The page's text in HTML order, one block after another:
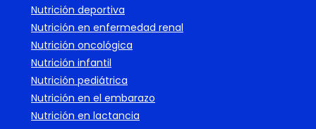
Nutrición deportiva
Nutrición en enfermedad renal
Nutrición oncológica
Nutrición infantil
Nutrición pediátrica
Nutrición en el embarazo
Nutrición en lactancia